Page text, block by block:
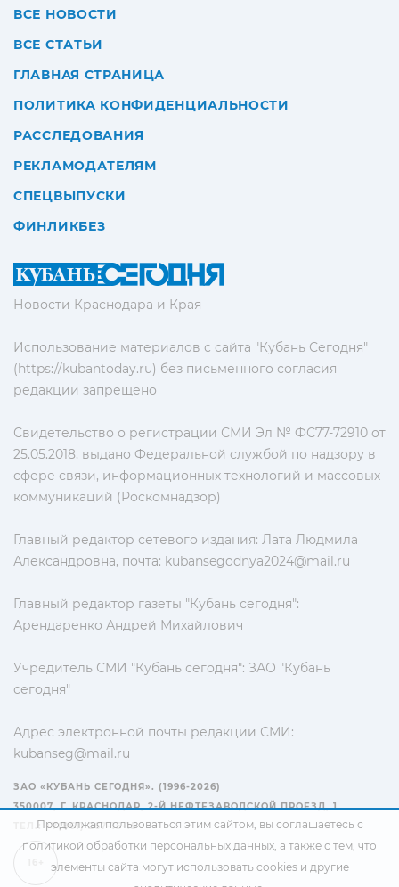
Новости Краснодара и Края
Использование материалов с сайта "Кубань Сегодня"
(https://kubantoday.ru) без письменного согласия
редакции запрещено
Свидетельство о регистрации СМИ Эл № ФС77-72910 от
25.05.2018, выдано Федеральной службой по надзору в
сфере связи, информационных технологий и массовых
коммуникаций (Роскомнадзор)
Главный редактор сетевого издания: Лата Людмила
Александровна, почта: kubansegodnya2024@mail.ru
Главный редактор газеты "Кубань сегодня":
Арендаренко Андрей Михайлович
Учредитель СМИ "Кубань сегодня": ЗАО "Кубань
сегодня"
Адрес электронной почты редакции СМИ:
kubanseg@mail.ru
ВСЕ НОВОСТИ
ВСЕ СТАТЬИ
ГЛАВНАЯ СТРАНИЦА
ПОЛИТИКА КОНФИДЕНЦИАЛЬНОСТИ
РАССЛЕДОВАНИЯ
РЕКЛАМОДАТЕЛЯМ
СПЕЦВЫПУСКИ
ФИНЛИКБЕЗ
ЗАО «КУБАНЬ СЕГОДНЯ». (1996-2026)
350007, Г. КРАСНОДАР, 2-Й НЕФТЕЗАВОДСКОЙ ПРОЕЗД, 1
ТЕЛ.: +7(861) 267-15-15
Продолжая пользоваться этим сайтом, вы соглашаетесь с
политикой обработки персональных данных, а также с тем, что
элементы сайта могут использовать cookies и другие